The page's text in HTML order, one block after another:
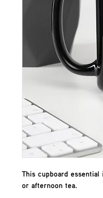
This cupboard
or afternoon tea.